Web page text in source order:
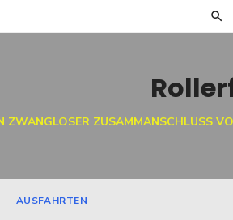
ZWANGLOSER ZUSAMMANSCHLUSS
AUSFAHRTEN